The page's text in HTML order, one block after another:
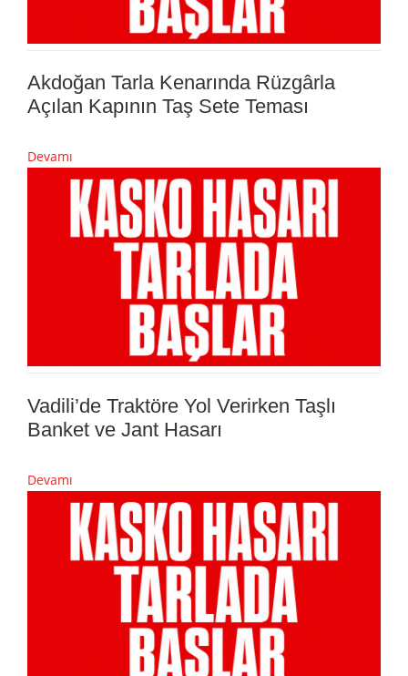
Akdoğan Tarla Kenarında Rüzgârla
Açılan Kapının Taş Sete Teması
Devamı
Vadili’de Traktöre Yol Verirken Taşlı
Banket ve Jant Hasarı
Devamı